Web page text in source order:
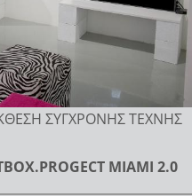
ΣΥΓΧΡΟΝΗΣ ΤΕΧΝΗΣ
ΜΙΑΜΙ 2.0